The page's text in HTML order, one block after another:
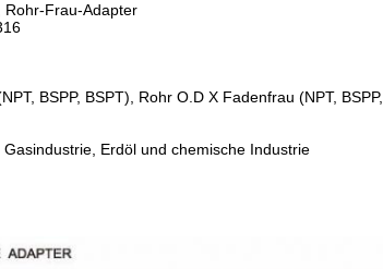
Rohr-Frau-Adapter
BSPP, BSPT), Rohr O.D X Fadenfrau (NPT, BSPP,
Erdöl und chemische Industrie